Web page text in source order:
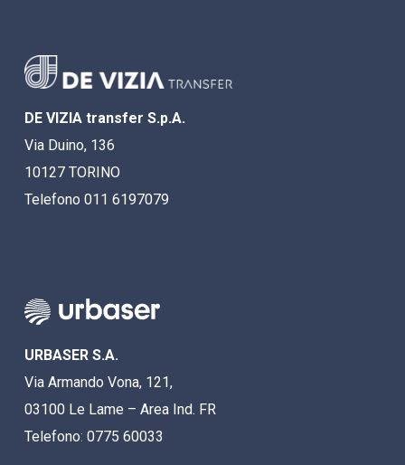
DE VIZIA transfer S.p.A.
Via Duino, 136
10127 TORINO
Telefono 011 6197079
URBASER S.A.
Via Armando Vona, 121,
03100 Le Lame – Area Ind. FR
Telefono: 0775 60033